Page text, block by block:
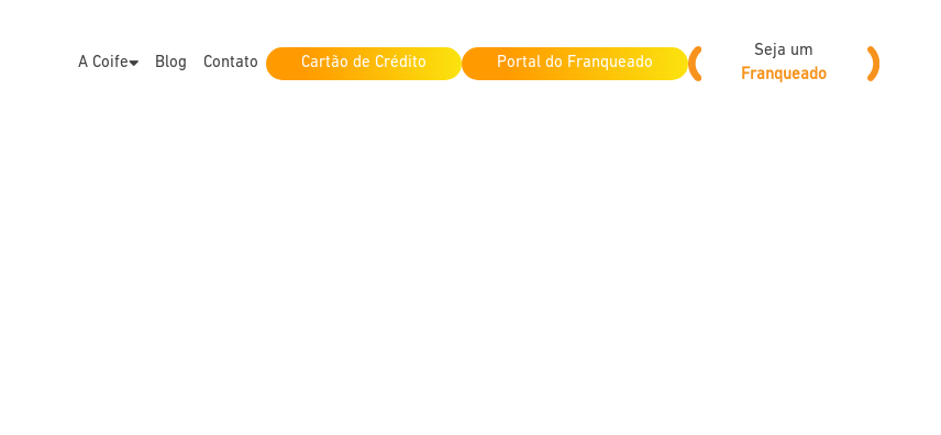
A Coife Blog Contato Cartão de Crédito Portal do Franqueado
Seja um
Franqueado